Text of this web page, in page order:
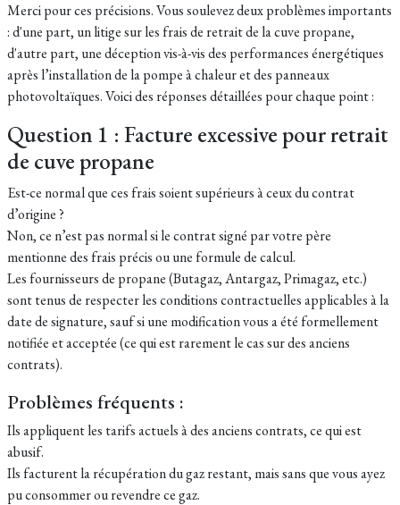
Merci pour ces précisions. Vous soulevez deux problèmes importants
: d'une part, un litige sur les frais de retrait de la cuve propane,
d'autre part, une déception vis-à-vis des performances énergétiques
après l’installation de la pompe à chaleur et des panneaux
photovoltaïques. Voici des réponses détaillées pour chaque point :
Question 1 : Facture excessive pour retrait
de cuve propane
Est-ce normal que ces frais soient supérieurs à ceux du contrat
d’origine ?
Non, ce n’est pas normal si le contrat signé par votre père
mentionne des frais précis ou une formule de calcul.
Les fournisseurs de propane (Butagaz, Antargaz, Primagaz, etc.)
sont tenus de respecter les conditions contractuelles applicables à la
date de signature, sauf si une modification vous a été formellement
notifiée et acceptée (ce qui est rarement le cas sur des anciens
contrats).
Problèmes fréquents :
Ils appliquent les tarifs actuels à des anciens contrats, ce qui est
abusif.
Ils facturent la récupération du gaz restant, mais sans que vous ayez
pu consommer ou revendre ce gaz.